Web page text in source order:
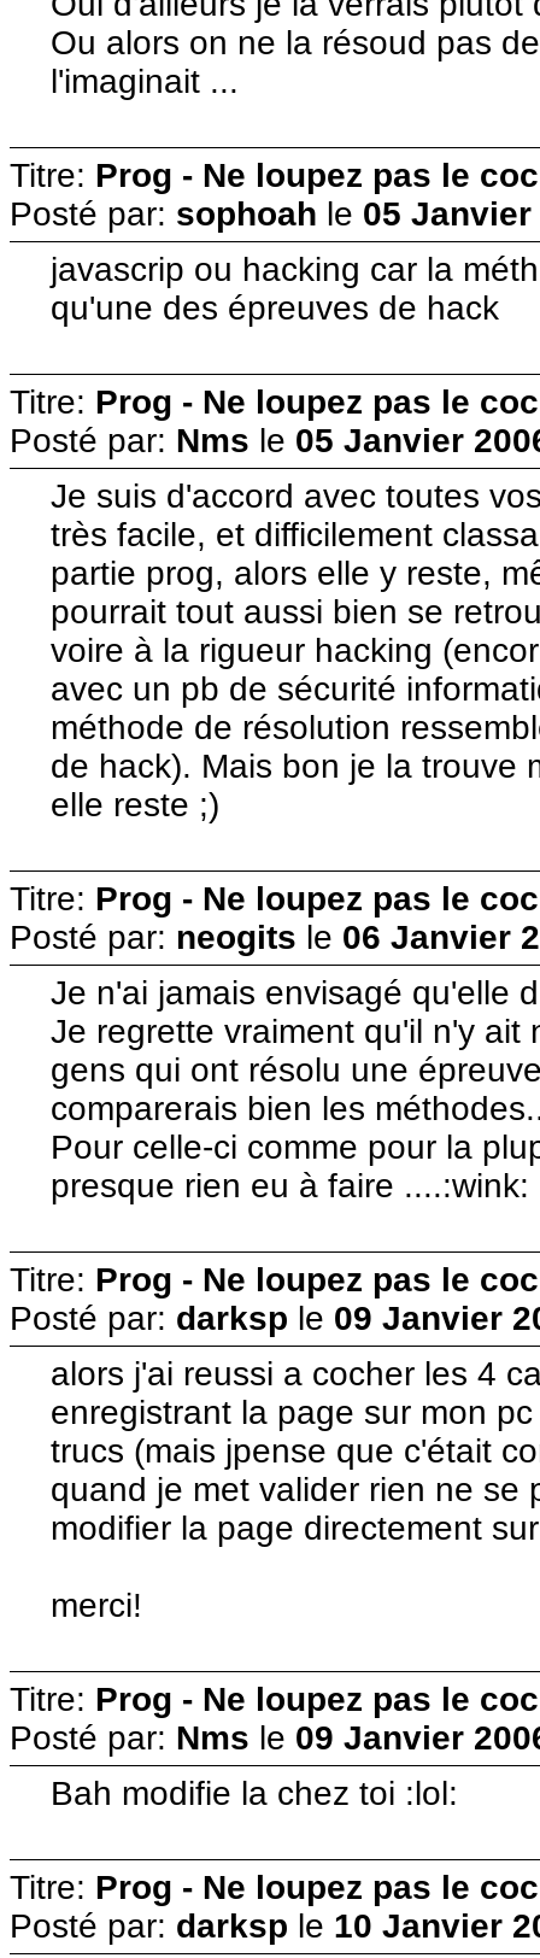
Ou alors on ne la résoud pas
l'imaginait ...
Titre: Prog - Ne loupez pas le
Posté par: sophoah le 05 Janvier
javascrip ou hacking car la
qu'une des épreuves de hack
Titre: Prog - Ne loupez pas le
Posté par: Nms le 05 Janvier
Je suis d'accord avec toutes
très facile, et difficilement
partie prog, alors elle y reste,
pourrait tout aussi bien se
voire à la rigueur hacking
avec un pb de sécurité
méthode de résolution
de hack). Mais bon je la trouve
elle reste ;)
Titre: Prog - Ne loupez pas le
Posté par: neogits le 06 Janvier
Je n'ai jamais envisagé qu'elle
Je regrette vraiment qu'il n'y ait
gens qui ont résolu une
comparerais bien les
Pour celle-ci comme pour la
presque rien eu à faire ....:wink:
Titre: Prog - Ne loupez pas le
Posté par: darksp le 09 Janvier
alors j'ai reussi a cocher les 4
enregistrant la page sur mon
trucs (mais jpense que c'était
quand je met valider rien ne se
modifier la page directement
merci!
Titre: Prog - Ne loupez pas le
Posté par: Nms le 09 Janvier
Bah modifie la chez toi :lol:
Titre: Prog - Ne loupez pas le
Posté par: darksp le 10 Janvier